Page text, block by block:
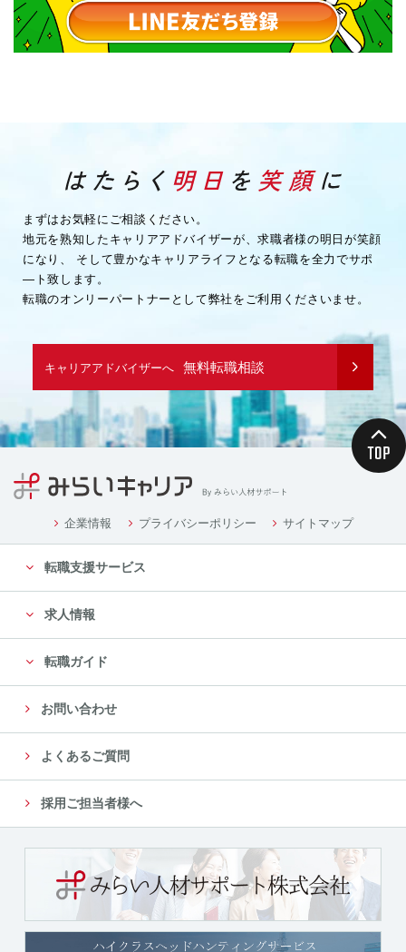
まずはお気軽にご相談ください。
地元を熟知したキャリアアドバイザーが、求職者様の明日が笑顔
になり、
そして豊かなキャリアライフとなる転職を全力でサポ
―ト致します。
転職のオンリーパートナーとして弊社をご利用くださいませ。
キャリアアドバイザーへ 無料転職相談
企業情報 プライバシーポリシー サイトマップ
転職支援サービス
求人情報
転職ガイド
お問い合わせ
よくあるご質問
採用ご担当者様へ